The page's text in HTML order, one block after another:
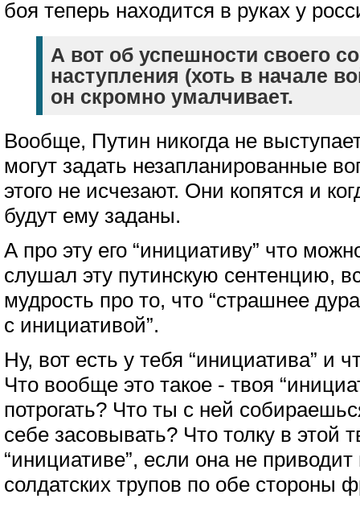
боя теперь находится в руках у
А вот об успешности своего
наступления (хоть в начале
он скромно умалчивает.
Вообще, Путин никогда не
могут задать незапланированные
этого не исчезают. Они копятся и
будут ему заданы.
А про эту его “инициативу” что
слушал эту путинскую сентенцию,
мудрость про то, что “страшнее
с инициативой”.
Ну, вот есть у тебя “инициатива” и
Что вообще это такое - твоя
потрогать? Что ты с ней
себе засовывать? Что толку в этой
“инициативе”, если она не
солдатских трупов по обе стороны